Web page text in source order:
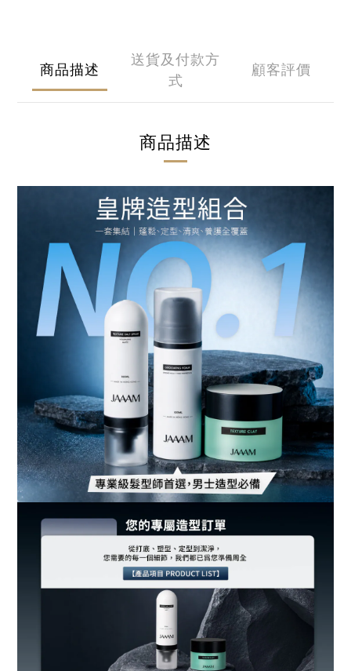
商品描述
送貨及付款方
式
顧客評價
商品描述